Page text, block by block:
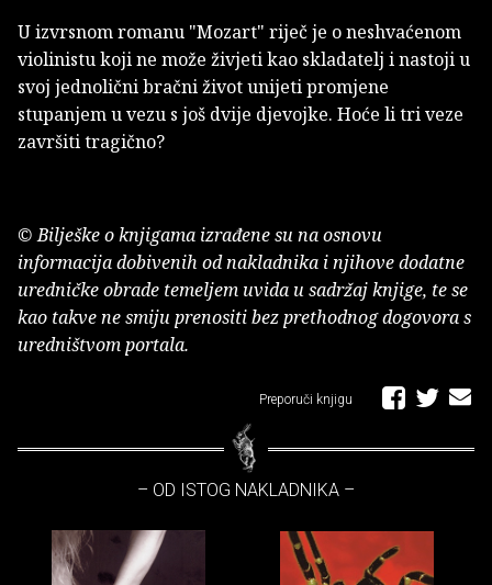
U izvrsnom romanu "Mozart" riječ je o neshvaćenom
violinistu koji ne može živjeti kao skladatelj i nastoji u
svoj jednolični bračni život unijeti promjene
stupanjem u vezu s još dvije djevojke. Hoće li tri veze
završiti tragično?
© Bilješke o knjigama izrađene su na osnovu
informacija dobivenih od nakladnika i njihove dodatne
uredničke obrade temeljem uvida u sadržaj knjige, te se
kao takve ne smiju prenositi bez prethodnog dogovora s
uredništvom portala.
Preporuči knjigu
– OD ISTOG NAKLADNIKA –